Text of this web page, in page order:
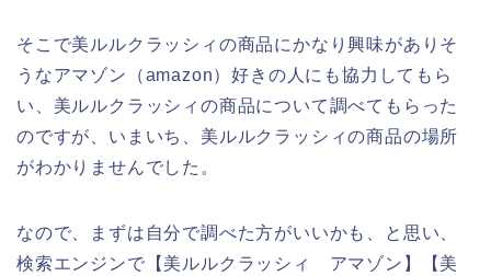
そこで美ルルクラッシィの商品にかなり興味がありそ
うなアマゾン（amazon）好きの人にも協力してもら
い、美ルルクラッシィの商品について調べてもらった
のですが、いまいち、美ルルクラッシィの商品の場所
がわかりませんでした。
なので、まずは自分で調べた方がいいかも、と思い、
検索エンジンで【美ルルクラッシィ アマゾン】【美